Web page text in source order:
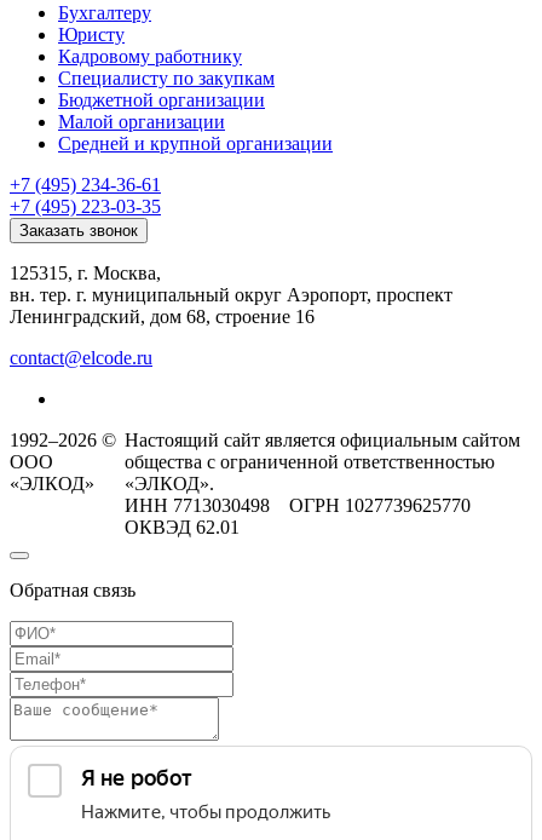
Бухгалтеру
Юристу
Кадровому работнику
Специалисту по закупкам
Бюджетной организации
Малой организации
Средней и крупной организации
+7 (495) 234-36-61
+7 (495) 223-03-35
Заказать звонок
125315, г. Москва,
вн. тер. г. муниципальный округ Аэропорт, проспект
Ленинградский, дом 68, строение 16
contact@elcode.ru
1992–2026 ©
ООО
«ЭЛКОД»
Настоящий сайт является официальным сайтом
общества с ограниченной ответственностью
«ЭЛКОД».
ИНН 7713030498 ОГРН 1027739625770
ОКВЭД 62.01
Обратная связь